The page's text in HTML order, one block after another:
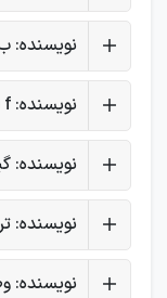
نویسنده:
نویسنده: f
نویسنده:
نویسنده:
نویسنده: